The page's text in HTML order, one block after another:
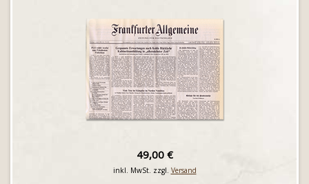
49,00 €
inkl. MwSt. zzgl. Versand